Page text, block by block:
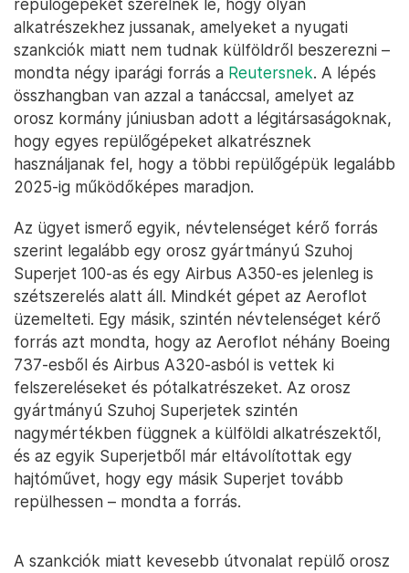
repülőgépeket szerelnek le, hogy olyan
alkatrészekhez jussanak, amelyeket a nyugati
szankciók miatt nem tudnak külföldről beszerezni –
mondta négy iparági forrás a Reutersnek. A lépés
összhangban van azzal a tanáccsal, amelyet az
orosz kormány júniusban adott a légitársaságoknak,
hogy egyes repülőgépeket alkatrésznek
használjanak fel, hogy a többi repülőgépük legalább
2025-ig működőképes maradjon.
Az ügyet ismerő egyik, névtelenséget kérő forrás
szerint legalább egy orosz gyártmányú Szuhoj
Superjet 100-as és egy Airbus A350-es jelenleg is
szétszerelés alatt áll. Mindkét gépet az Aeroflot
üzemelteti. Egy másik, szintén névtelenséget kérő
forrás azt mondta, hogy az Aeroflot néhány Boeing
737-esből és Airbus A320-asból is vettek ki
felszereléseket és pótalkatrészeket. Az orosz
gyártmányú Szuhoj Superjetek szintén
nagymértékben függnek a külföldi alkatrészektől,
és az egyik Superjetből már eltávolítottak egy
hajtóművet, hogy egy másik Superjet tovább
repülhessen – mondta a forrás.
A szankciók miatt kevesebb útvonalat repülő orosz